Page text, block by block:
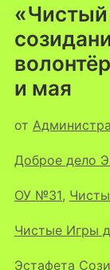
«Чистый
и мая
от
Доброе дело
ОУ №31,
Чистые Игры
Эстафета